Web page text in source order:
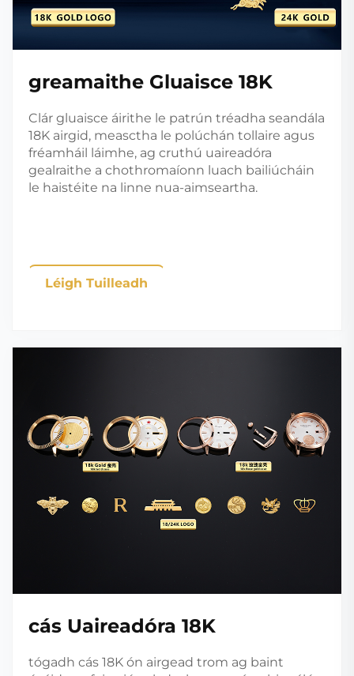
greamaithe Gluaisce 18K
Clár gluaisce áirithe le patrún tréadha seandála
18K airgid, measctha le polúchán tollaire agus
fréamháil láimhe, ag cruthú uaireadóra
gealraithe a chothromaíonn luach bailiúcháin
le haistéite na linne nua-aimseartha.
Léigh Tuilleadh
cás Uaireadóra 18K
tógadh cás 18K ón airgead trom ag baint